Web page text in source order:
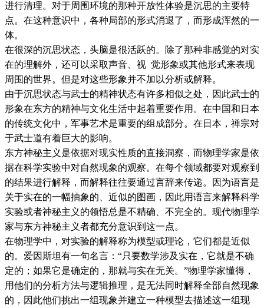
进行清理。对于周围环境的那种开放性体验是沉思的主要特
点。在这种意识中，各种局部的形式消退了，而形成浑然的一
体。
在很深的沉思状态，头脑是很活跃的。除了那种非感觉的对实
在的理解外，还可以采取声音、视 觉形象或其他形式来表现
周围的世界。但是对这些形象并不加以分析或解释。
由于沉思状态与武士的精神状态有许多相似之处，因此武士的
形象在东方的精神与文化生活中起着重要作用。在中国和日本
的传统文化中，军事艺术是重要的组成部分。在日本，禅宗对
于武士道有着巨大的影响。
东方神秘主义是依据对现实性质的直接洞察，而物理学家是依
据在科学实验中对自然现象的观察。在每个领域都要对观察到
的结果进行解释，而解释往往要通过言辞来传递。因为语言是
关于实在的一幅抽象的、近似的图画，因此用语言来解释科学
实验或者神秘主义的领悟总是不精确、不完全的。现代物理学
家与东方神秘主义者都充分意识到这一点。
在物理学中，对实验的解释称为模型或理论，它们都是近似
的。爱因斯坦有一句名言：“只要数学涉及实在，它就是不确
定的；如果它是确定的，那就与实在无关。”物理学家懂得，
用他们的分析方法与逻辑推理，是无法同时解释全部自然现象
的，因此他们挑出一组现象并建立一种模型去描述这一组现